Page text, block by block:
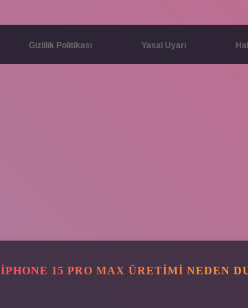
Gizlilik Politikası Yasal Uyarı
IPHONE 15 PRO MAX ÜRETIMI NEDEN